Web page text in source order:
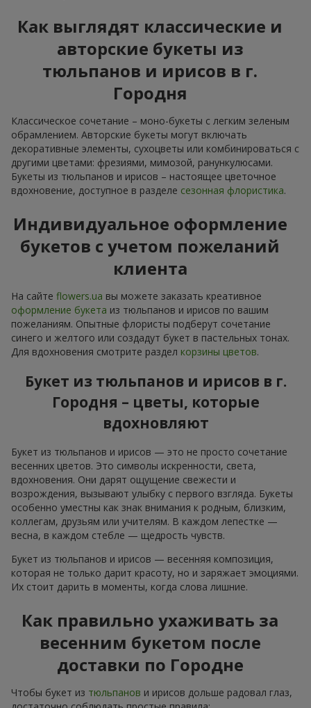
Как выглядят классические и
авторские букеты из
тюльпанов и ирисов в г.
Городня
Классическое сочетание – моно-букеты с легким зеленым
обрамлением. Авторские букеты могут включать
декоративные элементы, сухоцветы или комбинироваться с
другими цветами: фрезиями, мимозой, ранункулюсами.
Букеты из тюльпанов и ирисов – настоящее цветочное
вдохновение, доступное в разделе сезонная флористика.
Индивидуальное оформление
букетов с учетом пожеланий
клиента
На сайте flowers.ua вы можете заказать креативное
оформление букета из тюльпанов и ирисов по вашим
пожеланиям. Опытные флористы подберут сочетание
синего и желтого или создадут букет в пастельных тонах.
Для вдохновения смотрите раздел корзины цветов.
Букет из тюльпанов и ирисов в г.
Городня – цветы, которые
вдохновляют
Букет из тюльпанов и ирисов — это не просто сочетание
весенних цветов. Это символы искренности, света,
вдохновения. Они дарят ощущение свежести и
возрождения, вызывают улыбку с первого взгляда. Букеты
особенно уместны как знак внимания к родным, близким,
коллегам, друзьям или учителям. В каждом лепестке —
весна, в каждом стебле — щедрость чувств.
Букет из тюльпанов и ирисов — весенняя композиция,
которая не только дарит красоту, но и заряжает эмоциями.
Их стоит дарить в моменты, когда слова лишние.
Как правильно ухаживать за
весенним букетом после
доставки по Городне
Чтобы букет из тюльпанов и ирисов дольше радовал глаз,